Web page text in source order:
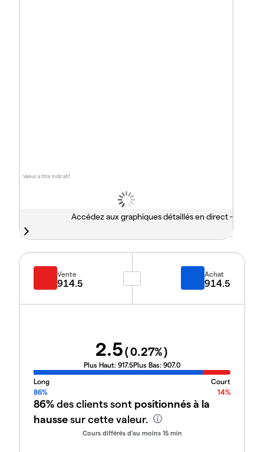
Valeur à titre indicatif
Accédez aux graphiques détaillés en direct -
Vente
914.5
Achat
914.5
2.5(0.27%)
Plus Haut: 917.5Plus Bas: 907.0
Long
Court
86%
14%
86%des clients sont positionnés à la
haussesur cette valeur.
Cours différés d'au moins 15 min